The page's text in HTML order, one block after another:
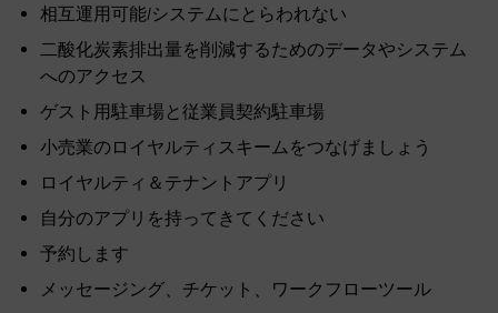
相互運用可能/システムにとらわれない
二酸化炭素排出量を削減するためのデータやシステム
へのアクセス
ゲスト用駐車場と従業員契約駐車場
小売業のロイヤルティスキームをつなげましょう
ロイヤルティ＆テナントアプリ
自分のアプリを持ってきてください
予約します
メッセージング、チケット、ワークフローツール